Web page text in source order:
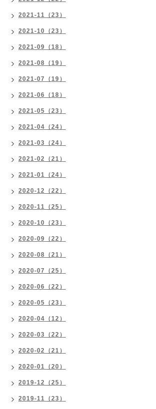
2021-11（23）
2021-10（23）
2021-09（18）
2021-08（19）
2021-07（19）
2021-06（18）
2021-05（23）
2021-04（24）
2021-03（24）
2021-02（21）
2021-01（24）
2020-12（22）
2020-11（25）
2020-10（23）
2020-09（22）
2020-08（21）
2020-07（25）
2020-06（22）
2020-05（23）
2020-04（12）
2020-03（22）
2020-02（21）
2020-01（20）
2019-12（25）
2019-11（23）